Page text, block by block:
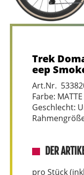
Trek
eep
Art.Nr.
Farbe:
Geschlecht:
DER
pro Stück